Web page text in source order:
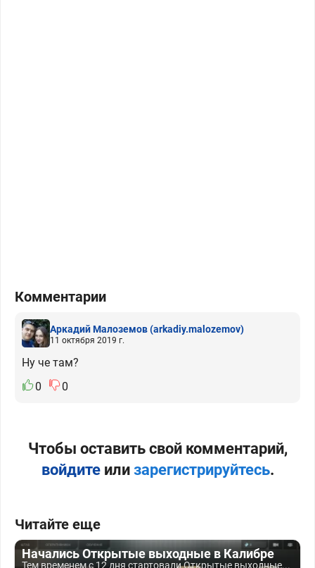
Комментарии
Аркадий Малоземов(arkadiy.malozemov)
11 октября 2019 г.
Ну че там?
0
0
Чтобы оставить свой комментарий,
войдитеили зарегистрируйтесь.
Читайте еще
Начались Открытые выходные в Калибре
Тем временем с 12 дня стартовали Открытые выходные...